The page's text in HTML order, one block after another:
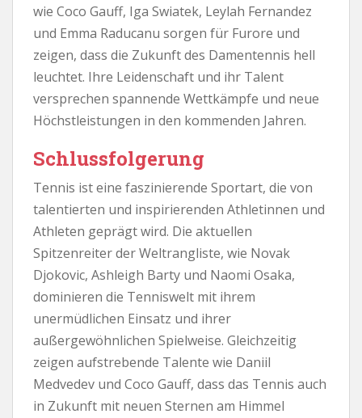
wie Coco Gauff, Iga Swiatek, Leylah Fernandez
und Emma Raducanu sorgen für Furore und
zeigen, dass die Zukunft des Damentennis hell
leuchtet. Ihre Leidenschaft und ihr Talent
versprechen spannende Wettkämpfe und neue
Höchstleistungen in den kommenden Jahren.
Schlussfolgerung
Tennis ist eine faszinierende Sportart, die von
talentierten und inspirierenden Athletinnen und
Athleten geprägt wird. Die aktuellen
Spitzenreiter der Weltrangliste, wie Novak
Djokovic, Ashleigh Barty und Naomi Osaka,
dominieren die Tenniswelt mit ihrem
unermüdlichen Einsatz und ihrer
außergewöhnlichen Spielweise. Gleichzeitig
zeigen aufstrebende Talente wie Daniil
Medvedev und Coco Gauff, dass das Tennis auch
in Zukunft mit neuen Sternen am Himmel